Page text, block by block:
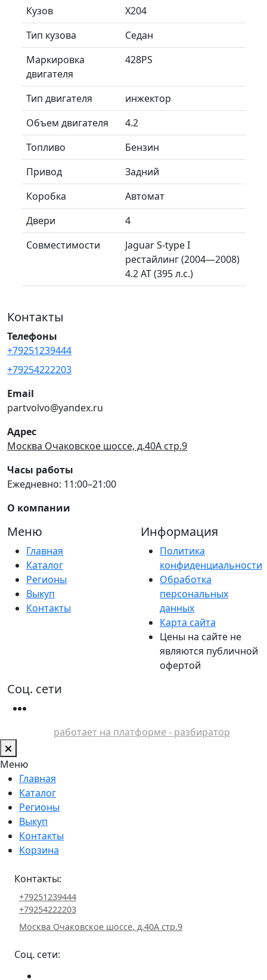
Кузов
X204
Тип кузова
Седан
Маркировка
двигателя
428PS
Тип двигателя
инжектор
Объем двигателя
4.2
Топливо
Бензин
Привод
Задний
Коробка
Автомат
Двери
4
Совместимости
Jaguar S-type I
рестайлинг (2004—2008)
4.2 AT (395 л.с.)
Контакты
Телефоны
+79251239444
+79254222203
Email
partvolvo@yandex.ru
Адрес
Москва Очаковское шоссе, д.40А стр.9
Часы работы
Ежедневно: 11:00–21:00
О компании
Меню
Главная
Каталог
Регионы
Выкуп
Контакты
Информация
Политика
конфиденциальности
Обработка
персональных
данных
Карта сайта
Цены на сайте не
являются публичной
офертой
Соц. сети
работает на платформе - разбиратор
Меню
Главная
Каталог
Регионы
Выкуп
Контакты
Корзина
Контакты:
+79251239444
+79254222203
Москва Очаковское шоссе, д.40А стр.9
Соц. сети: